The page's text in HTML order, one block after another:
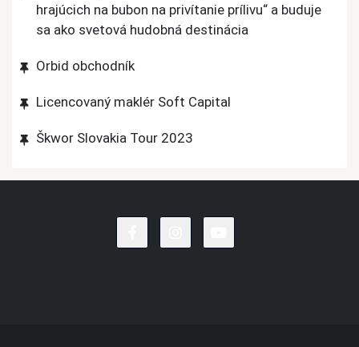
hrajúcich na bubon na privítanie prílivu“ a buduje
sa ako svetová hudobná destinácia
Orbid obchodník
Licencovaný maklér Soft Capital
Škwor Slovakia Tour 2023